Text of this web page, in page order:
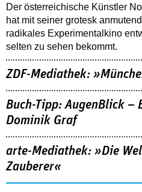
Der österreichische Künstler
hat mit seiner grotesk
radikales Experimentalkino
selten zu sehen bekommt.
ZDF-Mediathek:
Buch-Tipp: AugenBlick –
Dominik Graf
arte-Mediathek: »Die
Zauberer«